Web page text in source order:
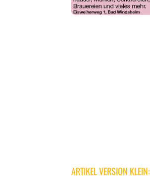
ARTIKEL VERSION KLEIN: